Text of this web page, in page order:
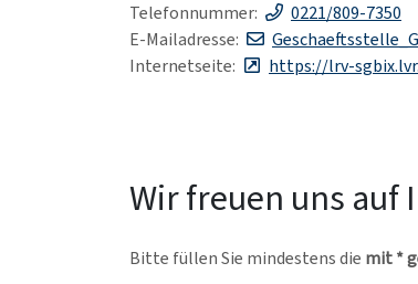
Telefonnummer:
0221/809-7350
E-Mailadresse:
Internetseite:
https://lrv-
Wir freuen uns auf
Bitte füllen Sie mindestens die mit *